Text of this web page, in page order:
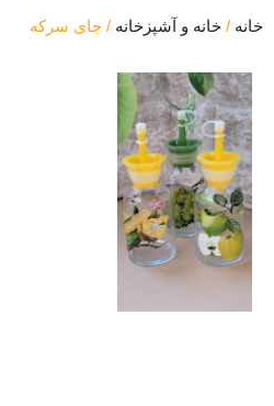
/خانه و آشپزخانه / جای سرکه